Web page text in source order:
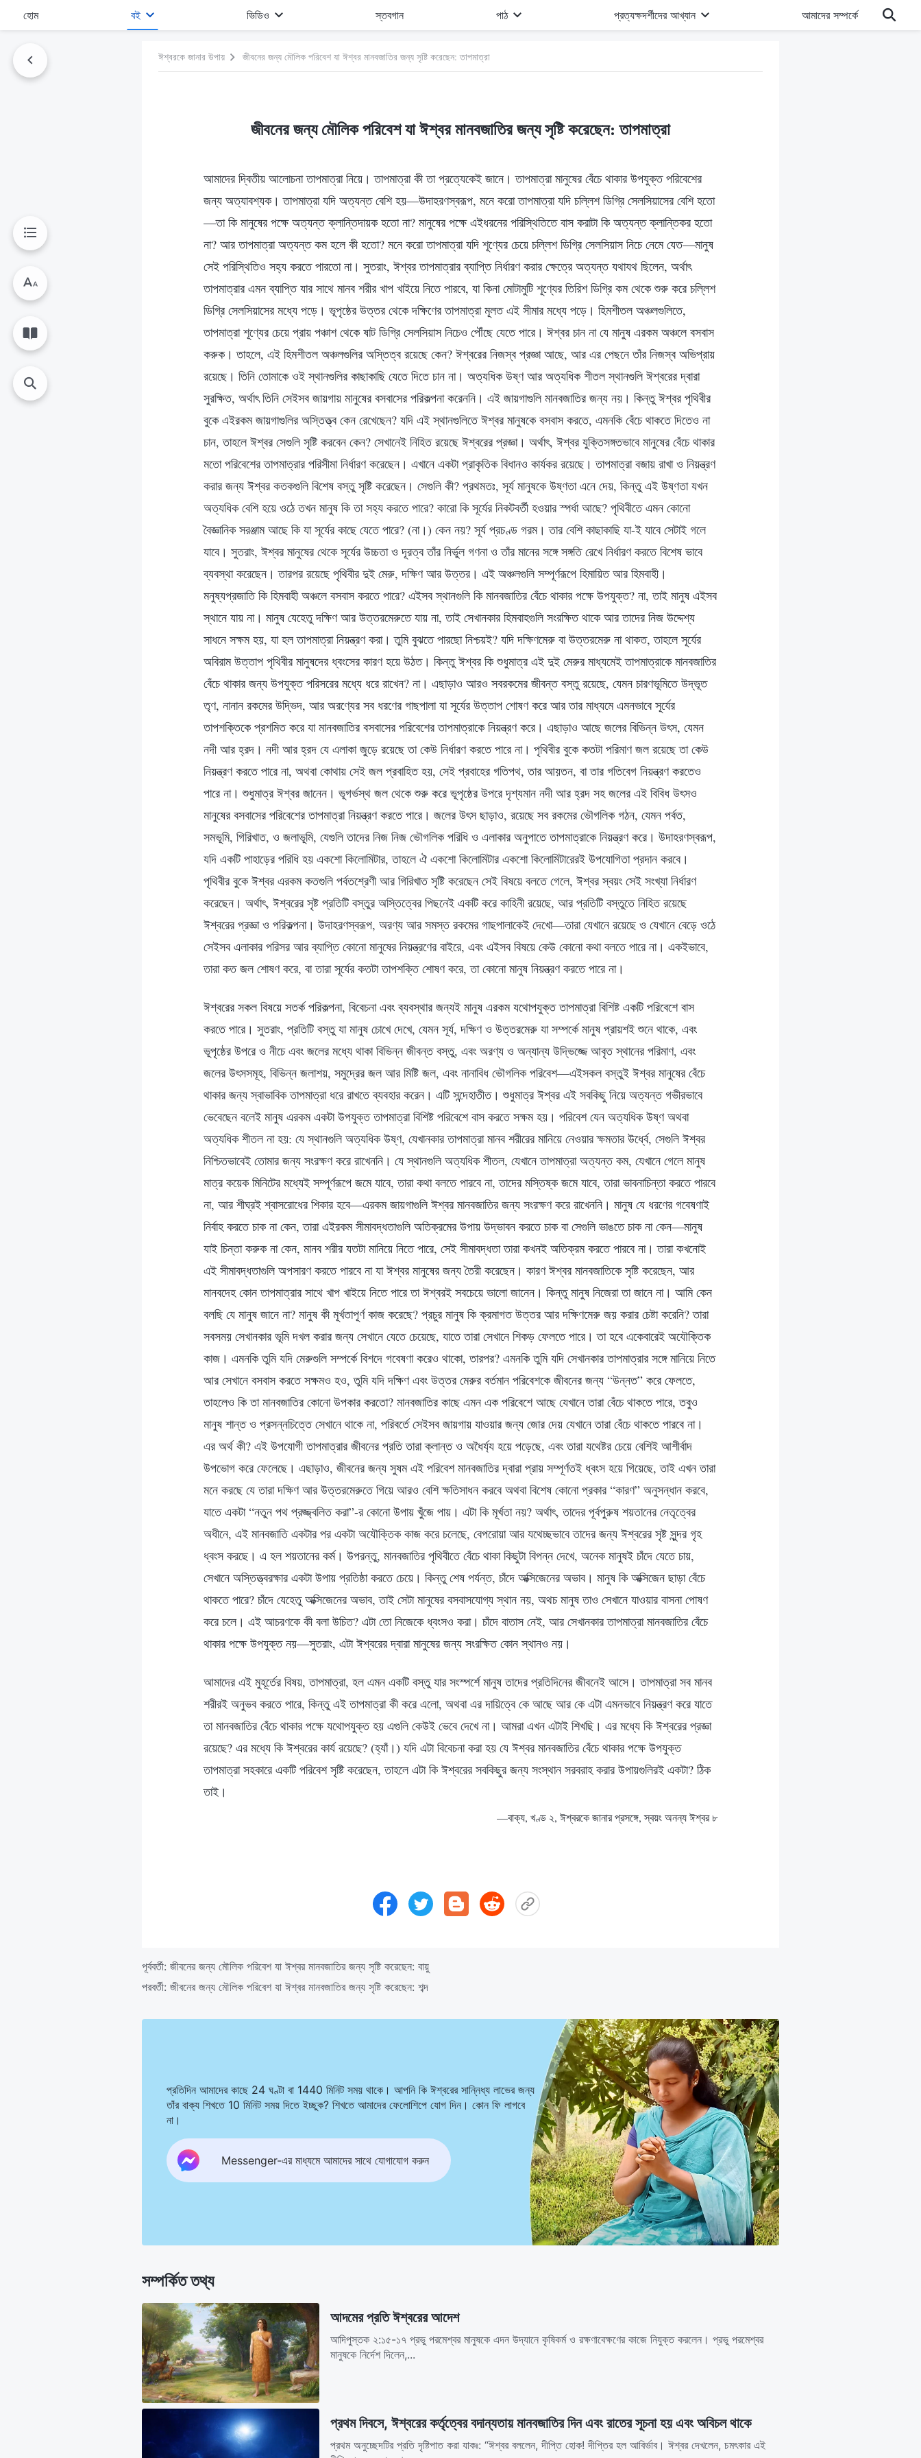
হোম বই ভিডিও স্তবগান পাঠ প্রত্যক্ষদর্শীদের আখ্যান আমাদের সম্পর্কে
ঈশ্বরকে জানার উপায় জীবনের জন্য মৌলিক পরিবেশ যা ঈশ্বর মানবজাতির জন্য সৃষ্টি করেছেন: তাপমাত্রা
জীবনের জন্য মৌলিক পরিবেশ যা ঈশ্বর মানবজাতির জন্য সৃষ্টি করেছেন: তাপমাত্রা
আমাদের দ্বিতীয় আলোচনা তাপমাত্রা নিয়ে। তাপমাত্রা কী তা প্রত্যেকেই জানে। তাপমাত্রা মানুষের বেঁচে থাকার উপযুক্ত পরিবেশের
জন্য অত্যাবশ্যক। তাপমাত্রা যদি অত্যন্ত বেশি হয়—উদাহরণস্বরূপ, মনে করো তাপমাত্রা যদি চল্লিশ ডিগ্রি সেলসিয়াসের বেশি হতো
—তা কি মানুষের পক্ষে অত্যন্ত ক্লান্তিদায়ক হতো না? মানুষের পক্ষে এইধরনের পরিস্থিতিতে বাস করাটা কি অত্যন্ত ক্লান্তিকর হতো
না? আর তাপমাত্রা অত্যন্ত কম হলে কী হতো? মনে করো তাপমাত্রা যদি শূণ্যের চেয়ে চল্লিশ ডিগ্রি সেলসিয়াস নিচে নেমে যেত—মানুষ
সেই পরিস্থিতিও সহ্য করতে পারতো না। সুতরাং, ঈশ্বর তাপমাত্রার ব্যাপ্তি নির্ধারণ করার ক্ষেত্রে অত্যন্ত যথাযথ ছিলেন, অর্থাৎ
তাপমাত্রার এমন ব্যাপ্তি যার সাথে মানব শরীর খাপ খাইয়ে নিতে পারবে, যা কিনা মোটামুটি শূণ্যের তিরিশ ডিগ্রি কম থেকে শুরু করে চল্লিশ
ডিগ্রি সেলসিয়াসের মধ্যে পড়ে। ভূপৃষ্ঠের উত্তর থেকে দক্ষিণের তাপমাত্রা মূলত এই সীমার মধ্যে পড়ে। হিমশীতল অঞ্চলগুলিতে,
তাপমাত্রা শূণ্যের চেয়ে প্রায় পঞ্চাশ থেকে ষাট ডিগ্রি সেলসিয়াস নিচেও পৌঁছে যেতে পারে। ঈশ্বর চান না যে মানুষ এরকম অঞ্চলে বসবাস
করুক। তাহলে, এই হিমশীতল অঞ্চলগুলির অস্তিত্ব রয়েছে কেন? ঈশ্বরের নিজস্ব প্রজ্ঞা আছে, আর এর পেছনে তাঁর নিজস্ব অভিপ্রায়
রয়েছে। তিনি তোমাকে ওই স্থানগুলির কাছাকাছি যেতে দিতে চান না। অত্যধিক উষ্ণ আর অত্যধিক শীতল স্থানগুলি ঈশ্বরের দ্বারা
সুরক্ষিত, অর্থাৎ তিনি সেইসব জায়গায় মানুষের বসবাসের পরিকল্পনা করেননি। এই জায়গাগুলি মানবজাতির জন্য নয়। কিন্তু ঈশ্বর পৃথিবীর
বুকে এইরকম জায়গাগুলির অস্তিত্ত্ব কেন রেখেছেন? যদি এই স্থানগুলিতে ঈশ্বর মানুষকে বসবাস করতে, এমনকি বেঁচে থাকতে দিতেও না
চান, তাহলে ঈশ্বর সেগুলি সৃষ্টি করবেন কেন? সেখানেই নিহিত রয়েছে ঈশ্বরের প্রজ্ঞা। অর্থাৎ, ঈশ্বর যুক্তিসঙ্গতভাবে মানুষের বেঁচে থাকার
মতো পরিবেশের তাপমাত্রার পরিসীমা নির্ধারণ করেছেন। এখানে একটা প্রাকৃতিক বিধানও কার্যকর রয়েছে। তাপমাত্রা বজায় রাখা ও নিয়ন্ত্রণ
করার জন্য ঈশ্বর কতকগুলি বিশেষ বস্তু সৃষ্টি করেছেন। সেগুলি কী? প্রথমতঃ, সূর্য মানুষকে উষ্ণতা এনে দেয়, কিন্তু এই উষ্ণতা যখন
অত্যধিক বেশি হয়ে ওঠে তখন মানুষ কি তা সহ্য করতে পারে? কারো কি সূর্যের নিকটবর্তী হওয়ার স্পর্ধা আছে? পৃথিবীতে এমন কোনো
বৈজ্ঞানিক সরঞ্জাম আছে কি যা সূর্যের কাছে যেতে পারে? (না।) কেন নয়? সূর্য প্রচণ্ড গরম। তার বেশি কাছাকাছি যা-ই যাবে সেটাই গলে
যাবে। সুতরাং, ঈশ্বর মানুষের থেকে সূর্যের উচ্চতা ও দূরত্ব তাঁর নির্ভুল গণনা ও তাঁর মানের সঙ্গে সঙ্গতি রেখে নির্ধারণ করতে বিশেষ ভাবে
ব্যবস্থা করেছেন। তারপর রয়েছে পৃথিবীর দুই মেরু, দক্ষিণ আর উত্তর। এই অঞ্চলগুলি সম্পূর্ণরূপে হিমায়িত আর হিমবাহী।
মনুষ্যপ্রজাতি কি হিমবাহী অঞ্চলে বসবাস করতে পারে? এইসব স্থানগুলি কি মানবজাতির বেঁচে থাকার পক্ষে উপযুক্ত? না, তাই মানুষ এইসব
স্থানে যায় না। মানুষ যেহেতু দক্ষিণ আর উত্তরমেরুতে যায় না, তাই সেখানকার হিমবাহগুলি সংরক্ষিত থাকে আর তাদের নিজ উদ্দেশ্য
সাধনে সক্ষম হয়, যা হল তাপমাত্রা নিয়ন্ত্রণ করা। তুমি বুঝতে পারছো নিশ্চয়ই? যদি দক্ষিণমেরু বা উত্তরমেরু না থাকত, তাহলে সূর্যের
অবিরাম উত্তাপ পৃথিবীর মানুষদের ধ্বংসের কারণ হয়ে উঠত। কিন্তু ঈশ্বর কি শুধুমাত্র এই দুই মেরুর মাধ্যমেই তাপমাত্রাকে মানবজাতির
বেঁচে থাকার জন্য উপযুক্ত পরিসরের মধ্যে ধরে রাখেন? না। এছাড়াও আরও সবরকমের জীবন্ত বস্তু রয়েছে, যেমন চারণভূমিতে উদ্ভূত
তৃণ, নানান রকমের উদ্ভিদ, আর অরণ্যের সব ধরণের গাছপালা যা সূর্যের উত্তাপ শোষণ করে আর তার মাধ্যমে এমনভাবে সূর্যের
তাপশক্তিকে প্রশমিত করে যা মানবজাতির বসবাসের পরিবেশের তাপমাত্রাকে নিয়ন্ত্রণ করে। এছাড়াও আছে জলের বিভিন্ন উৎস, যেমন
নদী আর হ্রদ। নদী আর হ্রদ যে এলাকা জুড়ে রয়েছে তা কেউ নির্ধারণ করতে পারে না। পৃথিবীর বুকে কতটা পরিমাণ জল রয়েছে তা কেউ
নিয়ন্ত্রণ করতে পারে না, অথবা কোথায় সেই জল প্রবাহিত হয়, সেই প্রবাহের গতিপথ, তার আয়তন, বা তার গতিবেগ নিয়ন্ত্রণ করতেও
পারে না। শুধুমাত্র ঈশ্বর জানেন। ভূগর্ভস্থ জল থেকে শুরু করে ভূপৃষ্ঠের উপরে দৃশ্যমান নদী আর হ্রদ সহ জলের এই বিবিধ উৎসও
মানুষের বসবাসের পরিবেশের তাপমাত্রা নিয়ন্ত্রণ করতে পারে। জলের উৎস ছাড়াও, রয়েছে সব রকমের ভৌগলিক গঠন, যেমন পর্বত,
সমভূমি, গিরিখাত, ও জলাভূমি, যেগুলি তাদের নিজ নিজ ভৌগলিক পরিধি ও এলাকার অনুপাতে তাপমাত্রাকে নিয়ন্ত্রণ করে। উদাহরণস্বরূপ,
যদি একটি পাহাড়ের পরিধি হয় একশো কিলোমিটার, তাহলে ঐ একশো কিলোমিটার একশো কিলোমিটারেরই উপযোগিতা প্রদান করবে।
পৃথিবীর বুকে ঈশ্বর এরকম কতগুলি পর্বতশ্রেণী আর গিরিখাত সৃষ্টি করেছেন সেই বিষয়ে বলতে গেলে, ঈশ্বর স্বয়ং সেই সংখ্যা নির্ধারণ
করেছেন। অর্থাৎ, ঈশ্বরের সৃষ্ট প্রতিটি বস্তুর অস্তিত্বের পিছনেই একটি করে কাহিনী রয়েছে, আর প্রতিটি বস্তুতে নিহিত রয়েছে
ঈশ্বরের প্রজ্ঞা ও পরিকল্পনা। উদাহরণস্বরূপ, অরণ্য আর সমস্ত রকমের গাছপালাকেই দেখো—তারা যেখানে রয়েছে ও যেখানে বেড়ে ওঠে
সেইসব এলাকার পরিসর আর ব্যাপ্তি কোনো মানুষের নিয়ন্ত্রণের বাইরে, এবং এইসব বিষয়ে কেউ কোনো কথা বলতে পারে না। একইভাবে,
তারা কত জল শোষণ করে, বা তারা সূর্যের কতটা তাপশক্তি শোষণ করে, তা কোনো মানুষ নিয়ন্ত্রণ করতে পারে না।
ঈশ্বরের সকল বিষয়ে সতর্ক পরিকল্পনা, বিবেচনা এবং ব্যবস্থার জন্যই মানুষ এরকম যথোপযুক্ত তাপমাত্রা বিশিষ্ট একটি পরিবেশে বাস
করতে পারে। সুতরাং, প্রতিটি বস্তু যা মানুষ চোখে দেখে, যেমন সূর্য, দক্ষিণ ও উত্তরমেরু যা সম্পর্কে মানুষ প্রায়শই শুনে থাকে, এবং
ভূপৃষ্ঠের উপরে ও নীচে এবং জলের মধ্যে থাকা বিভিন্ন জীবন্ত বস্তু, এবং অরণ্য ও অন্যান্য উদ্ভিজ্জে আবৃত স্থানের পরিমাণ, এবং
জলের উৎসসমূহ, বিভিন্ন জলাশয়, সমুদ্রের জল আর মিষ্টি জল, এবং নানাবিধ ভৌগলিক পরিবেশ—এইসকল বস্তুই ঈশ্বর মানুষের বেঁচে
থাকার জন্য স্বাভাবিক তাপমাত্রা ধরে রাখতে ব্যবহার করেন। এটি সন্দেহাতীত। শুধুমাত্র ঈশ্বর এই সবকিছু নিয়ে অত্যন্ত গভীরভাবে
ভেবেছেন বলেই মানুষ এরকম একটা উপযুক্ত তাপমাত্রা বিশিষ্ট পরিবেশে বাস করতে সক্ষম হয়। পরিবেশ যেন অত্যধিক উষ্ণ অথবা
অত্যধিক শীতল না হয়: যে স্থানগুলি অত্যধিক উষ্ণ, যেখানকার তাপমাত্রা মানব শরীরের মানিয়ে নেওয়ার ক্ষমতার উর্ধ্বে, সেগুলি ঈশ্বর
নিশ্চিতভাবেই তোমার জন্য সংরক্ষণ করে রাখেননি। যে স্থানগুলি অত্যধিক শীতল, যেখানে তাপমাত্রা অত্যন্ত কম, যেখানে গেলে মানুষ
মাত্র কয়েক মিনিটের মধ্যেই সম্পূর্ণরূপে জমে যাবে, তারা কথা বলতে পারবে না, তাদের মস্তিষ্ক জমে যাবে, তারা ভাবনাচিন্তা করতে পারবে
না, আর শীঘ্রই শ্বাসরোধের শিকার হবে—এরকম জায়গাগুলি ঈশ্বর মানবজাতির জন্য সংরক্ষণ করে রাখেননি। মানুষ যে ধরণের গবেষণাই
নির্বাহ করতে চাক না কেন, তারা এইরকম সীমাবদ্ধতাগুলি অতিক্রমের উপায় উদ্ভাবন করতে চাক বা সেগুলি ভাঙতে চাক না কেন—মানুষ
যাই চিন্তা করুক না কেন, মানব শরীর যতটা মানিয়ে নিতে পারে, সেই সীমাবদ্ধতা তারা কখনই অতিক্রম করতে পারবে না। তারা কখনোই
এই সীমাবদ্ধতাগুলি অপসারণ করতে পারবে না যা ঈশ্বর মানুষের জন্য তৈরী করেছেন। কারণ ঈশ্বর মানবজাতিকে সৃষ্টি করেছেন, আর
মানবদেহ কোন তাপমাত্রার সাথে খাপ খাইয়ে নিতে পারে তা ঈশ্বরই সবচেয়ে ভালো জানেন। কিন্তু মানুষ নিজেরা তা জানে না। আমি কেন
বলছি যে মানুষ জানে না? মানুষ কী মূর্খতাপূর্ণ কাজ করেছে? প্রচুর মানুষ কি ক্রমাগত উত্তর আর দক্ষিণমেরু জয় করার চেষ্টা করেনি? তারা
সবসময় সেখানকার ভূমি দখল করার জন্য সেখানে যেতে চেয়েছে, যাতে তারা সেখানে শিকড় ফেলতে পারে। তা হবে একেবারেই অযৌক্তিক
কাজ। এমনকি তুমি যদি মেরুগুলি সম্পর্কে বিশদে গবেষণা করেও থাকো, তারপর? এমনকি তুমি যদি সেখানকার তাপমাত্রার সঙ্গে মানিয়ে নিতে
আর সেখানে বসবাস করতে সক্ষমও হও, তুমি যদি দক্ষিণ এবং উত্তর মেরুর বর্তমান পরিবেশকে জীবনের জন্য “উন্নত” করে ফেলতে,
তাহলেও কি তা মানবজাতির কোনো উপকার করতো? মানবজাতির কাছে এমন এক পরিবেশে আছে যেখানে তারা বেঁচে থাকতে পারে, তবুও
মানুষ শান্ত ও প্রসন্নচিত্তে সেখানে থাকে না, পরিবর্তে সেইসব জায়গায় যাওয়ার জন্য জোর দেয় যেখানে তারা বেঁচে থাকতে পারবে না।
এর অর্থ কী? এই উপযোগী তাপমাত্রার জীবনের প্রতি তারা ক্লান্ত ও অধৈর্য্য হয়ে পড়েছে, এবং তারা যথেষ্টর চেয়ে বেশিই আশীর্বাদ
উপভোগ করে ফেলেছে। এছাড়াও, জীবনের জন্য সুষম এই পরিবেশ মানবজাতির দ্বারা প্রায় সম্পূর্ণতই ধ্বংস হয়ে গিয়েছে, তাই এখন তারা
মনে করছে যে তারা দক্ষিণ আর উত্তরমেরুতে গিয়ে আরও বেশি ক্ষতিসাধন করবে অথবা বিশেষ কোনো প্রকার “কারণ” অনুসন্ধান করবে,
যাতে একটা “নতুন পথ প্রজ্জ্বলিত করা”-র কোনো উপায় খুঁজে পায়। এটা কি মূর্খতা নয়? অর্থাৎ, তাদের পূর্বপুরুষ শয়তানের নেতৃত্বের
অধীনে, এই মানবজাতি একটার পর একটা অযৌক্তিক কাজ করে চলেছে, বেপরোয়া আর যথেচ্ছভাবে তাদের জন্য ঈশ্বরের সৃষ্ট সুন্দর গৃহ
ধ্বংস করছে। এ হল শয়তানের কর্ম। উপরন্তু, মানবজাতির পৃথিবীতে বেঁচে থাকা কিছুটা বিপন্ন দেখে, অনেক মানুষই চাঁদে যেতে চায়,
সেখানে অস্তিত্ত্বরক্ষার একটা উপায় প্রতিষ্ঠা করতে চেয়ে। কিন্তু শেষ পর্যন্ত, চাঁদে অক্সিজেনের অভাব। মানুষ কি অক্সিজেন ছাড়া বেঁচে
থাকতে পারে? চাঁদে যেহেতু অক্সিজেনের অভাব, তাই সেটা মানুষের বসবাসযোগ্য স্থান নয়, অথচ মানুষ তাও সেখানে যাওয়ার বাসনা পোষণ
করে চলে। এই আচরণকে কী বলা উচিত? এটা তো নিজেকে ধ্বংসও করা। চাঁদে বাতাস নেই, আর সেখানকার তাপমাত্রা মানবজাতির বেঁচে
থাকার পক্ষে উপযুক্ত নয়—সুতরাং, এটা ঈশ্বরের দ্বারা মানুষের জন্য সংরক্ষিত কোন স্থানও নয়।
আমাদের এই মুহূর্তের বিষয়, তাপমাত্রা, হল এমন একটি বস্তু যার সংস্পর্শে মানুষ তাদের প্রতিদিনের জীবনেই আসে। তাপমাত্রা সব মানব
শরীরই অনুভব করতে পারে, কিন্তু এই তাপমাত্রা কী করে এলো, অথবা এর দায়িত্বে কে আছে আর কে এটা এমনভাবে নিয়ন্ত্রণ করে যাতে
তা মানবজাতির বেঁচে থাকার পক্ষে যথোপযুক্ত হয় এগুলি কেউই ভেবে দেখে না। আমরা এখন এটাই শিখছি। এর মধ্যে কি ঈশ্বরের প্রজ্ঞা
রয়েছে? এর মধ্যে কি ঈশ্বরের কার্য রয়েছে? (হ্যাঁ।) যদি এটা বিবেচনা করা হয় যে ঈশ্বর মানবজাতির বেঁচে থাকার পক্ষে উপযুক্ত
তাপমাত্রা সহকারে একটি পরিবেশ সৃষ্টি করেছেন, তাহলে এটা কি ঈশ্বরের সবকিছুর জন্য সংস্থান সরবরাহ করার উপায়গুলিরই একটা? ঠিক
তাই।
—বাক্য, খণ্ড ২, ঈশ্বরকে জানার প্রসঙ্গে, স্বয়ং অনন্য ঈশ্বর ৮
পূর্ববর্তী: জীবনের জন্য মৌলিক পরিবেশ যা ঈশ্বর মানবজাতির জন্য সৃষ্টি করেছেন: বায়ু
পরবর্তী: জীবনের জন্য মৌলিক পরিবেশ যা ঈশ্বর মানবজাতির জন্য সৃষ্টি করেছেন: শব্দ
প্রতিদিন আমাদের কাছে 24 ঘণ্টা বা 1440 মিনিট সময় থাকে। আপনি কি ঈশ্বরের সান্নিধ্য লাভের জন্য
তাঁর বাক্য শিখতে 10 মিনিট সময় দিতে ইচ্ছুক? শিখতে আমাদের ফেলোশিপে যোগ দিন। কোন ফি লাগবে
না।
Messenger-এর মাধ্যমে আমাদের সাথে যোগাযোগ করুন
সম্পর্কিত তথ্য
আদমের প্রতি ঈশ্বরের আদেশ
আদিপুস্তক ২:১৫-১৭ প্রভু পরমেশ্বর মানুষকে এদন উদ্যানে কৃষিকর্ম ও রক্ষণাবেক্ষণের কাজে নিযুক্ত করলেন। প্রভু পরমেশ্বর
মানুষকে নির্দেশ দিলেন,...
প্রথম দিবসে, ঈশ্বরের কর্তৃত্বের বদান্যতায় মানবজাতির দিন এবং রাতের সূচনা হয় এবং অবিচল থাকে
প্রথম অনুচ্ছেদটির প্রতি দৃষ্টিপাত করা যাকঃ: “ঈশ্বর বললেন, দীপ্তি হোক! দীপ্তির হল আবির্ভাব। ঈশ্বর দেখলেন, চমৎকার এই